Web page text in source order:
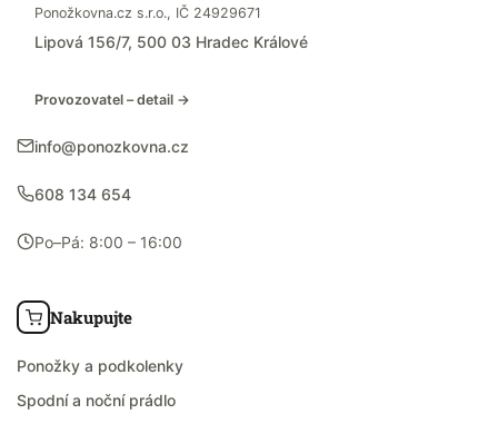
Ponožkovna.cz s.r.o., IČ 24929671
Lipová 156/7, 500 03 Hradec Králové
Provozovatel – detail →
info@ponozkovna.cz
608 134 654
Po–Pá: 8:00 – 16:00
Nakupujte
Ponožky a podkolenky
Spodní a noční prádlo